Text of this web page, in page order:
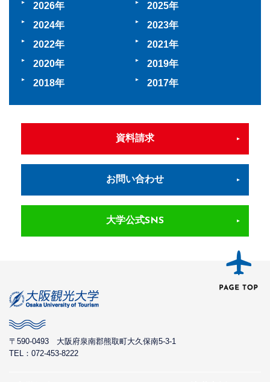
2026
2025
2024
2023
2022
2021
2020
2019
2018
2017
資料請求
お問い合わせ
大学公式SNS
〒590-0493 大阪府泉南郡熊取町大久保南5-3-1
TEL：072-453-8222